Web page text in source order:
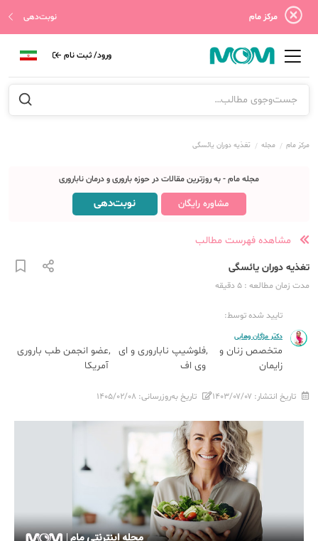
مرکز مام نوبت‌دهی
ورود/ ثبت نام
مرکز مام مجله تغذیه دوران یائسگی
مجله مام - به روزترین مقالات در حوزه باروری و درمان ناباروری
مشاوره رایگان نوبت‌دهی
مشاهده فهرست مطالب
تغذیه دوران یائسگی
مدت زمان مطالعه : 5 دقیقه
تایید شده توسط:
دکتر مژگان وهابی
متخصص زنان و
زایمان
فلوشیپ ناباروری و ای
وی اف
عضو انجمن طب باروری
آمریکا
تاریخ انتشار: ۱۴۰۳/۰۷/۰۷ تاریخ به‌روزرسانی: ۱۴۰۵/۰۲/۰۸